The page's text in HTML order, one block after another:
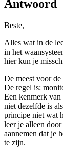
Antwoord
Beste,
Alles wat in de
in het
hier kun je
De meest voor
De regel is:
Een kenmerk van
niet dezelfde is
principe niet wat
leer je alleen
aannemen dat je
te zijn.